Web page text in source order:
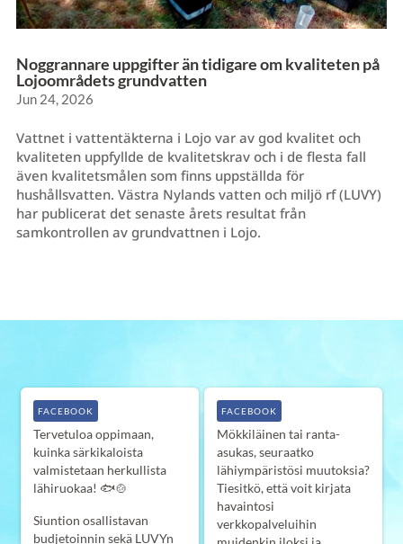
Noggrannare uppgifter än tidigare om kvaliteten på
Lojoområdets grundvatten
Jun 24, 2026
Vattnet i vattentäkterna i Lojo var av god kvalitet och
kvaliteten uppfyllde de kvalitetskrav och i de flesta fall
även kvalitetsmålen som finns uppställda för
hushållsvatten. Västra Nylands vatten och miljö rf (LUVY)
har publicerat det senaste årets resultat från
samkontrollen av grundvattnen i Lojo.
Tervetuloa oppimaan,
kuinka särkikaloista
valmistetaan herkullista
lähiruokaa! 🐟🍲
Siuntion osallistavan
budjetoinnin sekä LUVYn
FACEBOOK
Mökkiläinen tai ranta-
asukas, seuraatko
lähiympäristösi muutoksia?
Tiesitkö, että voit kirjata
havaintosi
verkkopalveluihin
FACEBOOK